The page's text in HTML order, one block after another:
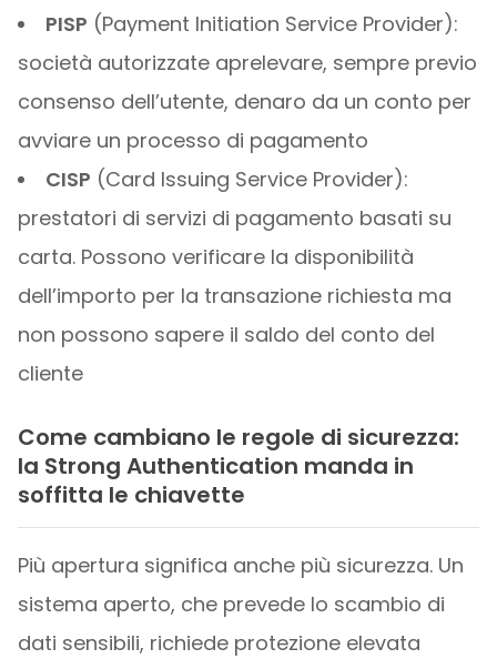
PISP (Payment Initiation Service Provider):
società autorizzate aprelevare, sempre previo
consenso dell’utente, denaro da un conto per
avviare un processo di pagamento
CISP (Card Issuing Service Provider):
prestatori di servizi di pagamento basati su
carta. Possono verificare la disponibilità
dell’importo per la transazione richiesta ma
non possono sapere il saldo del conto del
cliente
Come cambiano le regole di sicurezza:
la Strong Authentication manda in
soffitta le chiavette
Più apertura significa anche più sicurezza. Un
sistema aperto, che prevede lo scambio di
dati sensibili, richiede protezione elevata